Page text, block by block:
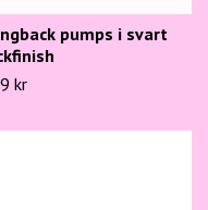
pumps i svart
kr